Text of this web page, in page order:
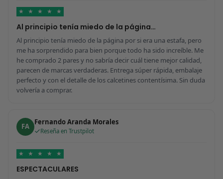
★ ★ ★ ★ ★
Al principio tenía miedo de la página…
Al principio tenía miedo de la página por si era una estafa, pero
me ha sorprendido para bien porque todo ha sido increíble. Me
he comprado 2 pares y no sabría decir cuál tiene mejor calidad,
parecen de marcas verdaderas. Entrega súper rápida, embalaje
perfecto y con el detalle de los calcetines contentísima. Sin duda
volvería a comprar.
FA Fernando Aranda Morales
Reseña en Trustpilot
★ ★ ★ ★ ★
ESPECTACULARES